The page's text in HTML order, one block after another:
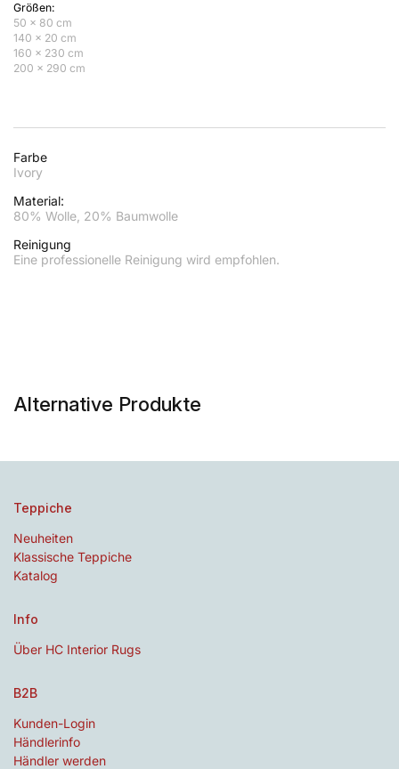
Größen:
50 x 80 cm
140 x 20 cm
160 x 230 cm
200 x 290 cm
Farbe
Ivory
Material:
80% Wolle, 20% Baumwolle
Reinigung
Eine professionelle Reinigung wird empfohlen.
Alternative Produkte
Teppiche
Neuheiten
Klassische Teppiche
Katalog
Info
Über HC Interior Rugs
B2B
Kunden-Login
Händlerinfo
Händler werden